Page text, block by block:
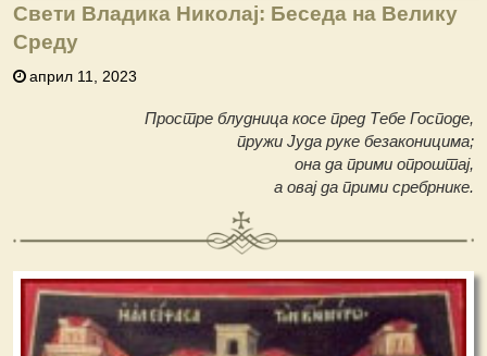
Свети Владика Николај: Беседа на Велику
Среду
април 11, 2023
Простре блудница косе пред Тебе Господе,
пружи Јуда руке безаконицима;
она да прими опроштај,
а овај да прими сребрнике.